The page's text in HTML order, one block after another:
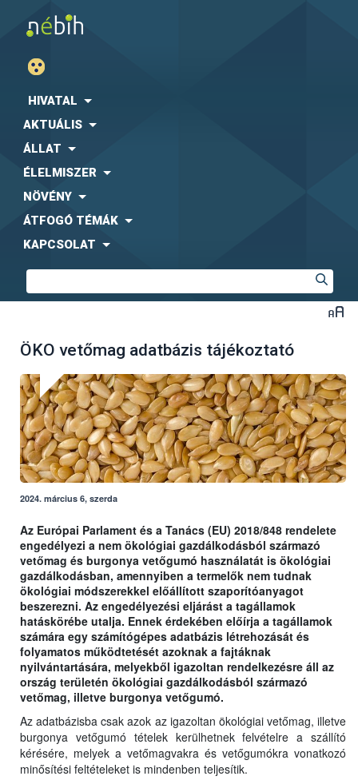
HIVATAL
AKTUÁLIS
ÁLLAT
ÉLELMISZER
NÖVÉNY
ÁTFOGÓ TÉMÁK
KAPCSOLAT
ÖKO vetőmag adatbázis tájékoztató
2024. március 6, szerda
Az Európai Parlament és a Tanács (EU) 2018/848 rendelete
engedélyezi a nem ökológiai gazdálkodásból származó
vetőmag és burgonya vetőgumó használatát is ökológiai
gazdálkodásban, amennyiben a termelők nem tudnak
ökológiai módszerekkel előállított szaporítóanyagot
beszerezni. Az engedélyezési eljárást a tagállamok
hatáskörébe utalja. Ennek érdekében előírja a tagállamok
számára egy számítógépes adatbázis létrehozását és
folyamatos működtetését azoknak a fajtáknak
nyilvántartására, melyekből igazoltan rendelkezésre áll az
ország területén ökológiai gazdálkodásból származó
vetőmag, illetve burgonya vetőgumó.
Az adatbázisba csak azok az igazoltan ökológiai vetőmag, illetve
burgonya vetőgumó tételek kerülhetnek felvételre a szállító
kérésére, melyek a vetőmagvakra és vetőgumókra vonatkozó
minősítési feltételeket is mindenben teljesítik.